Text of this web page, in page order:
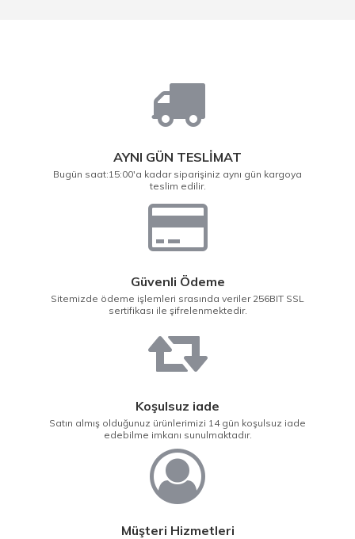
AYNI GÜN TESLİMAT
Bugün saat:15:00'a kadar siparişiniz aynı gün kargoya
teslim edilir.
Güvenli Ödeme
Sitemizde ödeme işlemleri srasında veriler 256BIT SSL
sertifikası ile şifrelenmektedir.
Koşulsuz iade
Satın almış olduğunuz ürünlerimizi 14 gün koşulsuz iade
edebilme imkanı sunulmaktadır.
Müşteri Hizmetleri